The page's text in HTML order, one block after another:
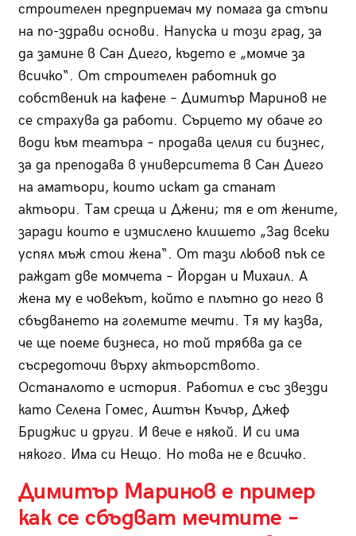
строителен предприемач му помага да стъпи
на по-здрави основи. Напуска и този град, за
да замине в Сан Диего, където е „момче за
всичко“. От строителен работник до
собственик на кафене – Димитър Маринов не
се страхува да работи. Сърцето му обаче го
води към театъра – продава целия си бизнес,
за да преподава в университета в Сан Диего
на аматьори, които искат да станат
актьори. Там среща и Джени; тя е от жените,
заради които е измислено клишето „Зад всеки
успял мъж стои жена“. От тази любов пък се
раждат две момчета – Йордан и Михаил. А
жена му е човекът, който е плътно до него в
сбъдването на големите мечти. Тя му казва,
че ще поеме бизнеса, но той трябва да се
съсредоточи върху актьорството.
Останалото е история. Работил е със звезди
като Селена Гомес, Аштън Къчър, Джеф
Бриджис и други. И вече е някой. И си има
някого. Има си Нещо. Но това не е всичко.
Димитър Маринов е пример
как се сбъдват мечтите –